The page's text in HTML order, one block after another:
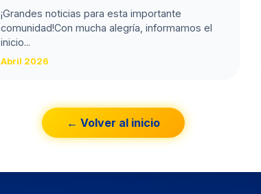
​¡Grandes noticias para esta importante
comunidad! ​Con mucha alegría, informamos el
inicio...
Abril 2026
← Volver al inicio